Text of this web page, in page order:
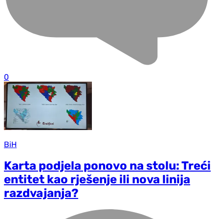
0
BiH
Karta podjela ponovo na stolu: Treći
entitet kao rješenje ili nova linija
razdvajanja?